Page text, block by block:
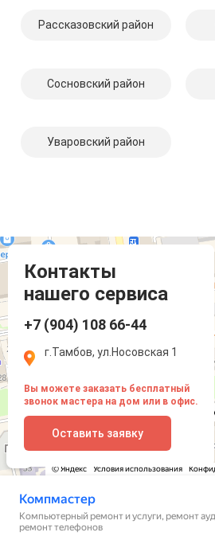
Рассказовский район
Сосновский район
Уваровский район
Контакты
нашего сервиса
+7 (904) 108 66-44
г.Тамбов, ул.Носовская 1
Вы можете заказать бесплатный
звонок мастера на дом или в офис.
Оставить заявку
Компмастер
Тамбов
Носовская улица, 1